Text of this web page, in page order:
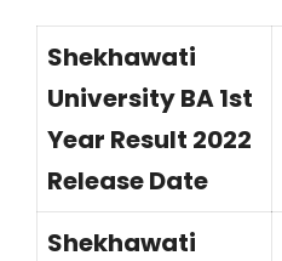
Shekhawati
University BA 1st
Year Result 2022
Release Date
Shekhawati